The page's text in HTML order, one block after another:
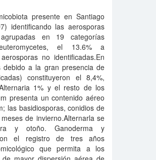
presente en Santiago
identificando las aerosporas
en 19 categorías
el 13.6% a
no identificadas.En
debido a la gran presencia de
constituyeron el 8,4%,
1% y el resto de los
presenta un contenido aéreo
las basidiosporas, conidios de
de invierno.Alternarla se
y otoño. Ganoderma y
el registro de tres años
que permita a los